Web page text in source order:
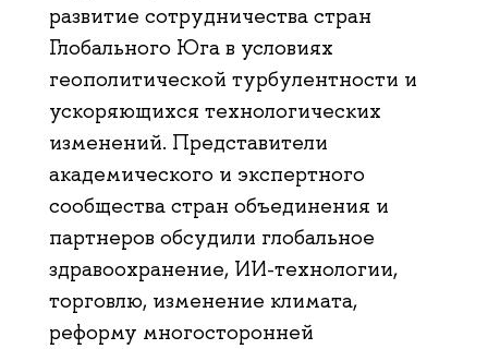
развитие сотрудничества стран
Глобального Юга в условиях
геополитической турбулентности и
ускоряющихся технологических
изменений. Представители
академического и экспертного
сообщества стран объединения и
партнеров обсудили глобальное
здравоохранение, ИИ-технологии,
торговлю, изменение климата,
реформу многосторонней